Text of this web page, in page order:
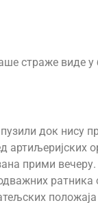
страже виде у
док нису
артиљеријских
прими
ратника